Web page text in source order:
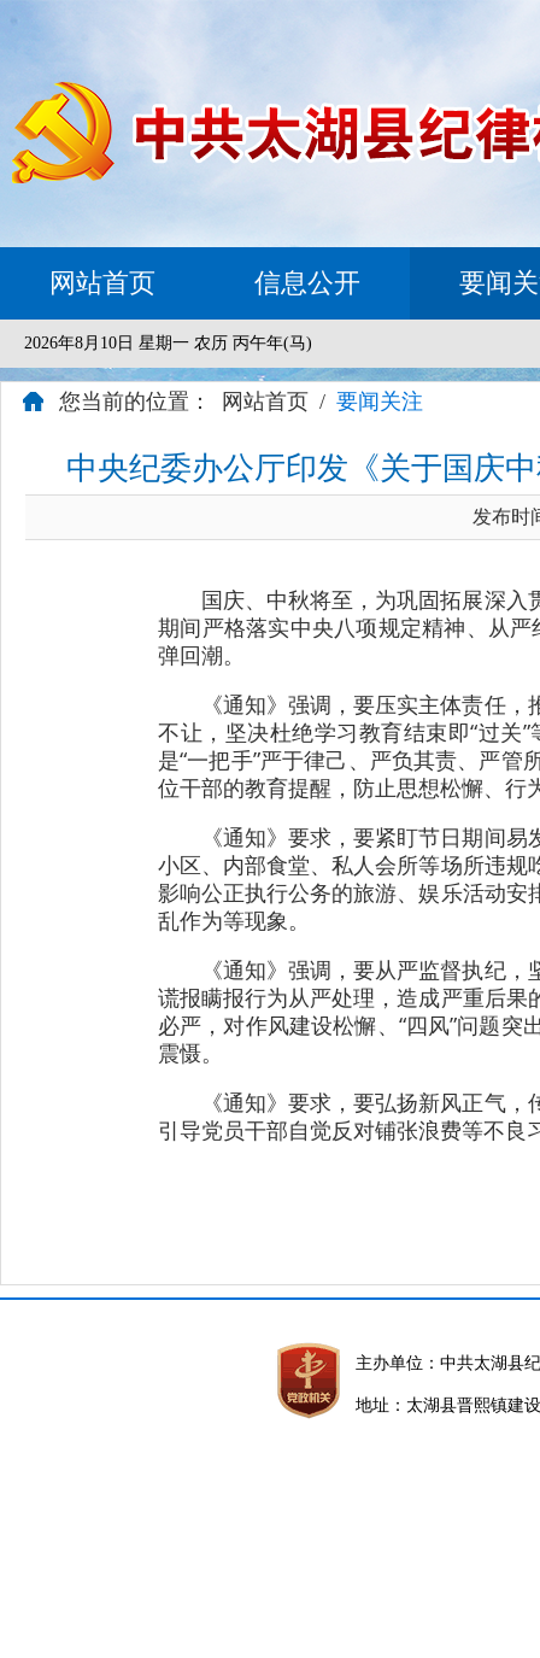
网站首页 信息公开 要闻
2026年8月10日 星期一 农历 丙午年(马)
您当前的位置： 网站首页 / 要闻关注
中央纪委办公厅印发《关于国庆
发布时
国庆、中秋将至，为巩固拓展深
期间严格落实中央八项规定精神、从严
弹回潮。
《通知》强调，要压实主体责任
不让，坚决杜绝学习教育结束即“过关
是“一把手”严于律己、严负其责、严
位干部的教育提醒，防止思想松懈、行
《通知》要求，要紧盯节日期间
小区、内部食堂、私人会所等场所违
影响公正执行公务的旅游、娱乐活动
乱作为等现象。
《通知》强调，要从严监督执纪
谎报瞒报行为从严处理，造成严重后
必严，对作风建设松懈、“四风”问题
震慑。
《通知》要求，要弘扬新风正气
引导党员干部自觉反对铺张浪费等不
主办单位：中共太湖县
地址：太湖县晋熙镇建